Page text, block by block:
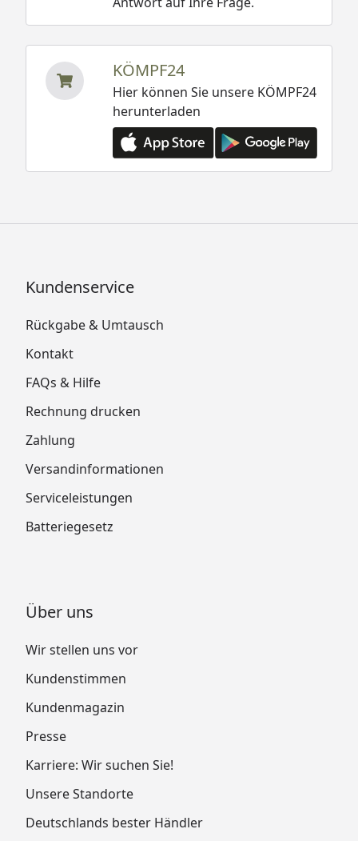
KÖMPF24
Hier können Sie unsere KÖMPF24
herunterladen
Kundenservice
Rückgabe & Umtausch
Kontakt
FAQs & Hilfe
Rechnung drucken
Zahlung
Versandinformationen
Serviceleistungen
Batteriegesetz
Über uns
Wir stellen uns vor
Kundenstimmen
Kundenmagazin
Presse
Karriere: Wir suchen Sie!
Unsere Standorte
Deutschlands bester Händler